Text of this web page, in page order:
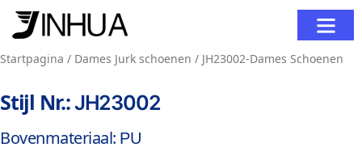
Startpagina / Dames Jurk schoenen / JH23002-Dames Schoenen
Stijl Nr.:JH23002
Bovenmateriaal: PU